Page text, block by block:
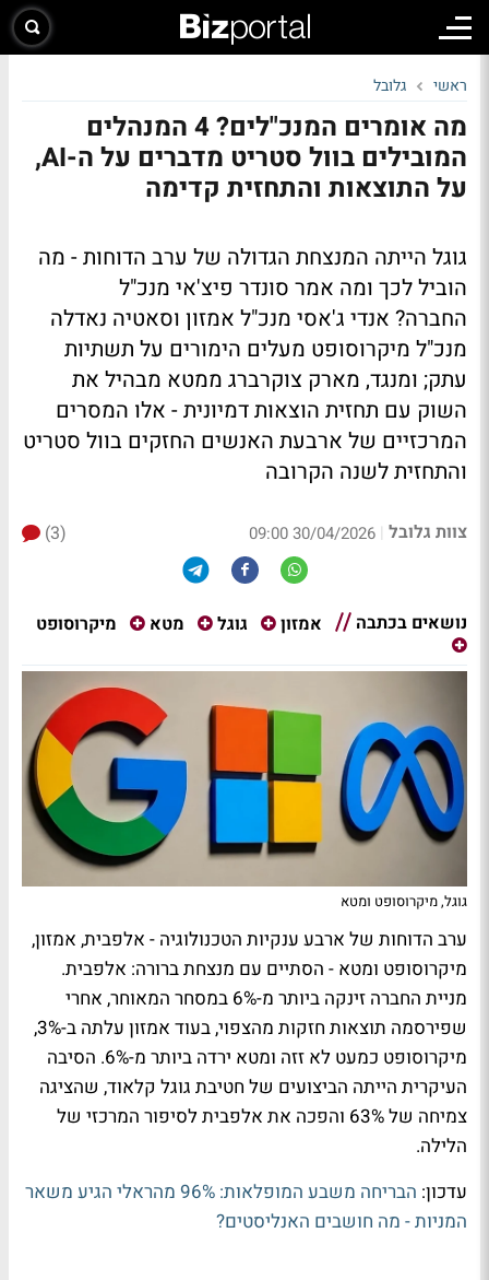
ראשי גלובל
מה אומרים המנכ"לים? 4 המנהלים
המובילים בוול סטריט מדברים על ה-AI,
על התוצאות והתחזית קדימה
גוגל הייתה המנצחת הגדולה של ערב הדוחות - מה
הוביל לכך ומה אמר סונדר פיצ'אי מנכ"ל
החברה? אנדי ג'אסי מנכ"ל אמזון וסאטיה נאדלה
מנכ"ל מיקרוסופט מעלים הימורים על תשתיות
עתק; ומנגד, מארק צוקרברג ממטא מבהיל את
השוק עם תחזית הוצאות דמיונית - אלו המסרים
המרכזיים של ארבעת האנשים החזקים בוול סטריט
והתחזית לשנה הקרובה
צוות גלובל |
30/04/2026 09:00
(3)
נושאים בכתבה אמזון גוגל מטא מיקרוסופט
גוגל, מיקרוסופט ומטא
ערב הדוחות של ארבע ענקיות הטכנולוגיה - אלפבית, אמזון,
מיקרוסופט ומטא - הסתיים עם מנצחת ברורה: אלפבית.
מניית החברה זינקה ביותר מ-6% במסחר המאוחר, אחרי
שפירסמה תוצאות חזקות מהצפוי, בעוד אמזון עלתה ב-3%,
מיקרוסופט כמעט לא זזה ומטא ירדה ביותר מ-6%. הסיבה
העיקרית הייתה הביצועים של חטיבת גוגל קלאוד, שהציגה
צמיחה של 63% והפכה את אלפבית לסיפור המרכזי של
הלילה.
עדכון:
הבריחה משבע המופלאות: 96% מהראלי הגיע משאר
המניות - מה חושבים האנליסטים?